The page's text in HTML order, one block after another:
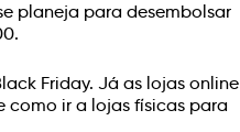
planeja para desembolsar
Friday. Já as lojas online
como ir a lojas físicas para